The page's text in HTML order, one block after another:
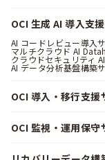
OCI 生成 AI 導入支
AI コードレビュー導入
マルチクラウド AI
クラウドセキュリティ
AI データ分析基盤構築
OCI 導入・移行支援
OCI 監視・運用保守